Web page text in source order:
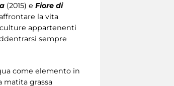
(2015) e Fiore di
la vita
appartenenti
sempre
come elemento in
matita grassa